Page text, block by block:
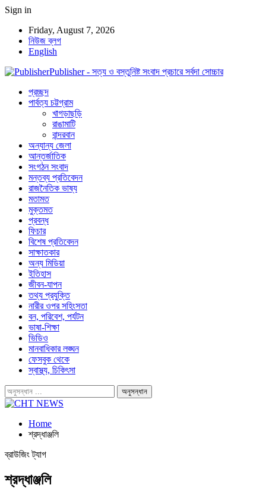
Sign in
Friday, August 7, 2026
নিউজ ব্লগ
English
Publisher - সত্য ও বস্তুনিষ্ট সংবাদ প্রচারে সর্বদা সোচ্চার
প্রচ্ছদ
পার্বত্য চট্টগ্রাম
খাগড়াছড়ি
রাঙামাটি
বান্দরবান
অন্যান্য জেলা
আন্তর্জাতিক
সংগঠন সংবাদ
মন্তব্য প্রতিবেদন
রাজনৈতিক ভাষ্য
মতামত
মুক্তমত
প্রবন্ধ
ফিচার
বিশেষ প্রতিবেদন
সাক্ষাতকার
অন্য মিডিয়া
ইতিহাস
জীবন-যাপন
তথ্য প্রযুক্তি
নারীর ওপর সহিংসতা
বন, পরিবেশ, পর্যটন
ভাষা-শিক্ষা
ভিডিও
মানবাধিকার লঙ্ঘন
ফেসবুক থেকে
স্বাস্থ্য, চিকিৎসা
Home
শ্রদ্ধাঞ্জলি
ব্রাউজিং ট্যাগ
শ্রদ্ধাঞ্জলি